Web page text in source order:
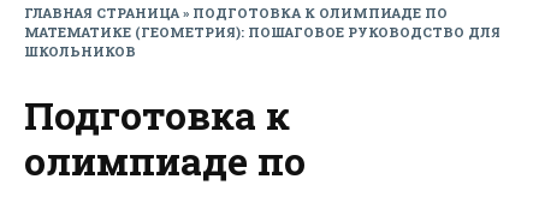
ГЛАВНАЯ СТРАНИЦА» ПОДГОТОВКА К ОЛИМПИАДЕ ПО
МАТЕМАТИКЕ (ГЕОМЕТРИЯ): ПОШАГОВОЕ РУКОВОДСТВО ДЛЯ
ШКОЛЬНИКОВ
Подготовка к
олимпиаде по